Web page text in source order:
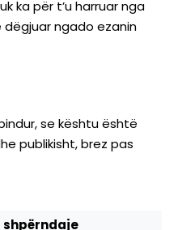
ka për t’u harruar nga
ngado ezanin
se kështu është
publikisht, brez pas
shpërndaje